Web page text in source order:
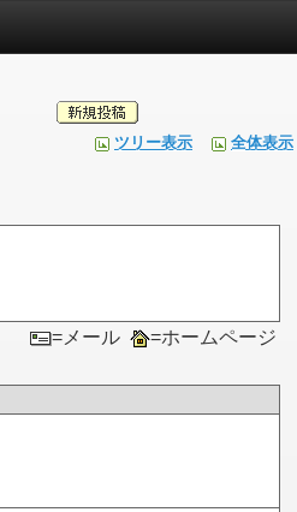
ツリー表示
全体表示
=メール
=ホームページ